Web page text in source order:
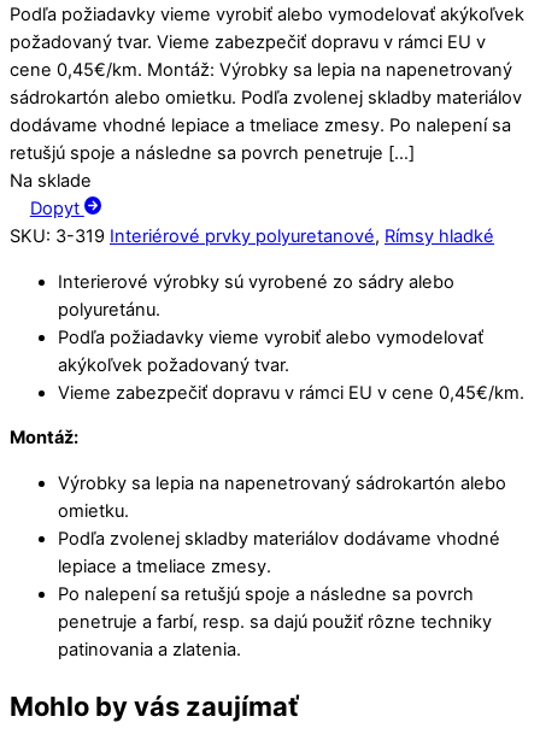
Podľa požiadavky vieme vyrobiť alebo vymodelovať akýkoľvek
požadovaný tvar. Vieme zabezpečiť dopravu v rámci EU v
cene 0,45€/km. Montáž: Výrobky sa lepia na napenetrovaný
sádrokartón alebo omietku. Podľa zvolenej skladby materiálov
dodávame vhodné lepiace a tmeliace zmesy. Po nalepení sa
retušjú spoje a následne sa povrch penetruje […]
Na sklade
Dopyt
SKU: 3-319 Interiérové prvky polyuretanové, Rímsy hladké
Interierové výrobky sú vyrobené zo sádry alebo
polyuretánu.
Podľa požiadavky vieme vyrobiť alebo vymodelovať
akýkoľvek požadovaný tvar.
Vieme zabezpečiť dopravu v rámci EU v cene 0,45€/km.
Montáž:
Výrobky sa lepia na napenetrovaný sádrokartón alebo
omietku.
Podľa zvolenej skladby materiálov dodávame vhodné
lepiace a tmeliace zmesy.
Po nalepení sa retušjú spoje a následne sa povrch
penetruje a farbí, resp. sa dajú použiť rôzne techniky
patinovania a zlatenia.
Mohlo by vás zaujímať